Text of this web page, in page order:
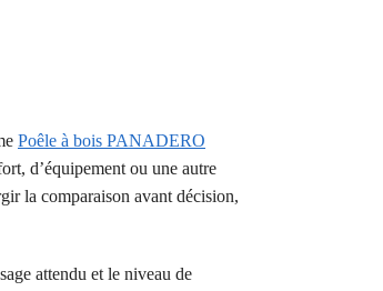
Poêle à bois PANADERO
d’équipement ou une autre
la comparaison avant décision,
attendu et le niveau de